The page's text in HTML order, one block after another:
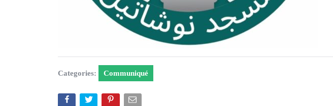
Categories: Communiqué